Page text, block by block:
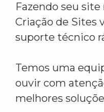
Fazendo seu
Criação de Sites
suporte técnico
Temos uma
ouvir com
melhores